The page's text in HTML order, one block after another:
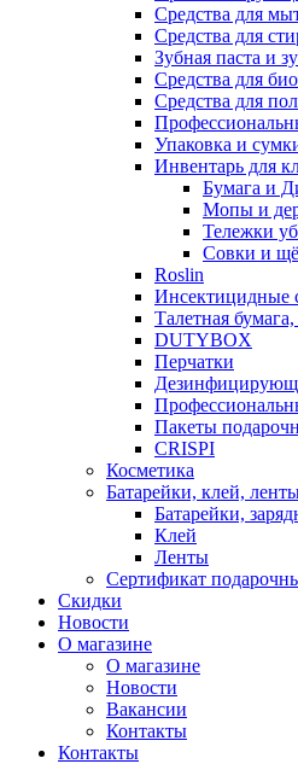
Средства для
Средства для
Зубная паста и
Средства для
Средства для
Упаковка и
Инвентарь для
Бумага и
Мопы и
Тележки
Совки и
Roslin
Инсектицидные
Талетная
DUTYBOX
Перчатки
Пакеты
CRISPI
Косметика
Батарейки, клей,
Батарейки,
Клей
Ленты
Сертификат
Скидки
Новости
О магазине
О магазине
Новости
Вакансии
Контакты
Контакты